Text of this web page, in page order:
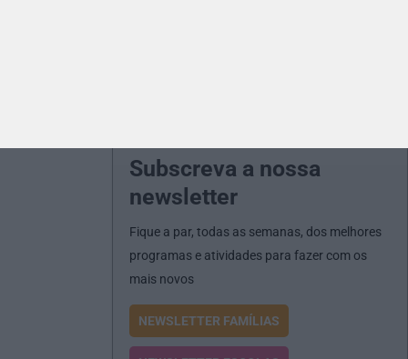
Subscreva a nossa
newsletter
Fique a par, todas as semanas, dos melhores
programas e atividades para fazer com os
mais novos
NEWSLETTER FAMÍLIAS